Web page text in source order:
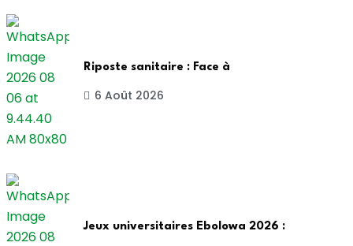
Riposte sanitaire : Face à
6 Août 2026
Jeux universitaires Ebolowa 2026 :